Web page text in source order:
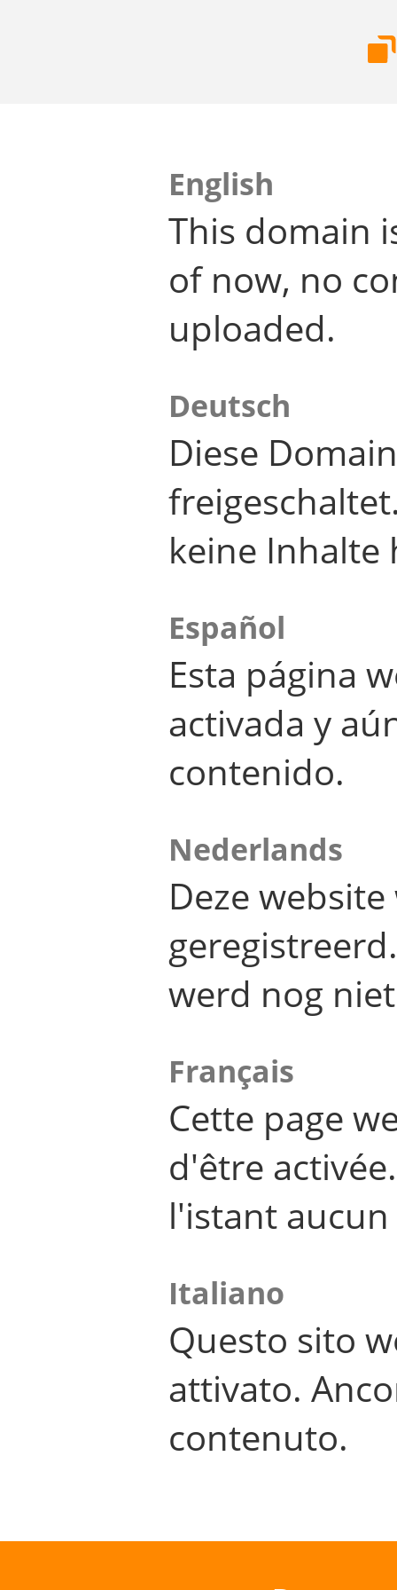
English
This domain
of now, no
uploaded.
Deutsch
Diese
keine Inhalte
Español
Esta página
activada y
contenido.
Nederlands
Deze
werd nog
Français
Cette page
d'être
l'istant
Italiano
Questo sito
attivato.
contenuto.